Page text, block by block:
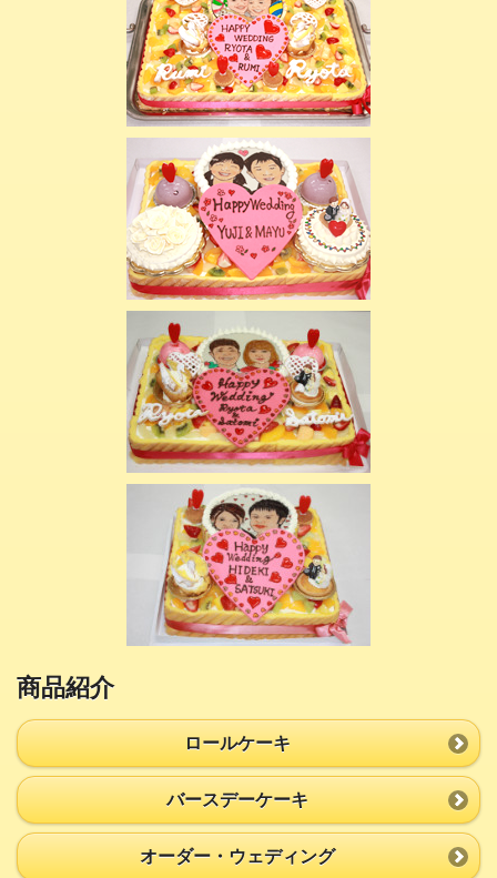
商品紹介
ロールケーキ
バースデーケーキ
オーダー・ウェディング